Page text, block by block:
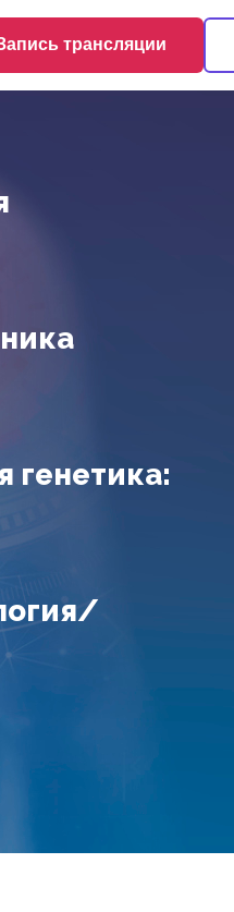
трансляции
генетика: